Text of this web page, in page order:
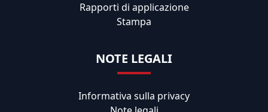
Rapporti di applicazione
Stampa
NOTE LEGALI
Informativa sulla privacy